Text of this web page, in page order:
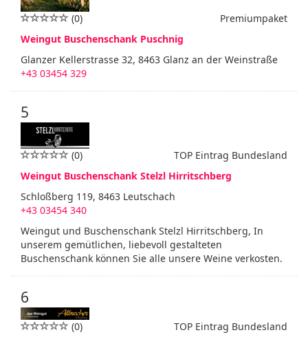
Premiumpaket
(0)
Weingut Buschenschank Puschnig
Glanzer Kellerstrasse 32, 8463 Glanz an der Weinstraße
+43 03454 329
5
TOP Eintrag Bundesland
(0)
Weingut Buschenschank Stelzl Hirritschberg
Schloßberg 119, 8463 Leutschach
+43 03454 340
Weingut und Buschenschank Stelzl Hirritschberg, In
unserem gemütlichen, liebevoll gestalteten
Buschenschank können Sie alle unsere Weine verkosten.
6
TOP Eintrag Bundesland
(0)